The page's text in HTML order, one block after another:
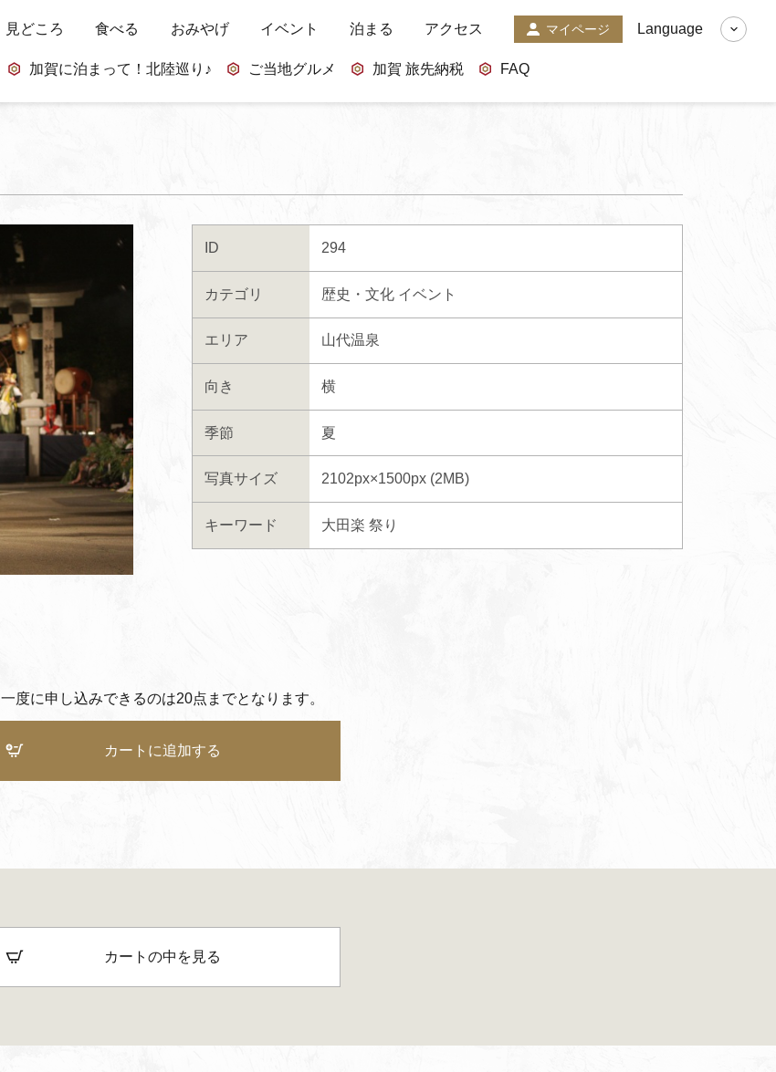
見どころ 食べる おみやげ イベント 泊まる アクセス マイページ
加賀に泊まって！北陸巡り♪ ご当地グルメ 加賀 旅先納税 FAQ
Language
ID 294
カテゴリ 歴史・文化 イベント
エリア 山代温泉
向き 横
季節 夏
写真サイズ 2102px×1500px (2MB)
キーワード 大田楽 祭り
一度に申し込みできるのは20点までとなります。
カートに追加する
カートの中を見る